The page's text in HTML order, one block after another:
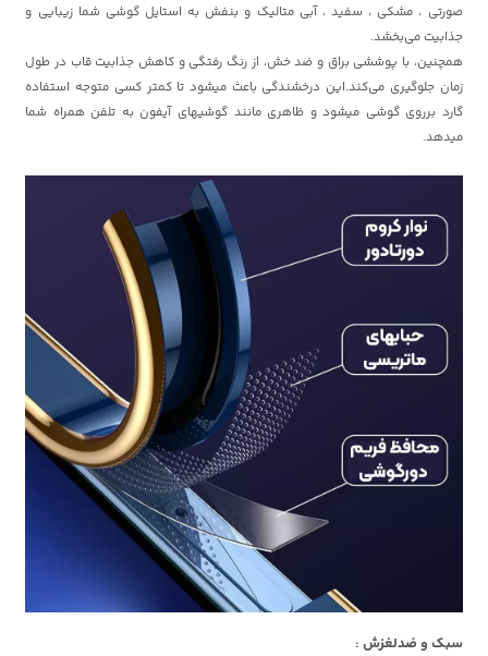
صورتی ، مشکی ، سفید ، آبی متالیک و بنفش به استایل گوشی شما زیبایی و
جذابیت می‌بخشد.
همچنین، با پوششی براق و ضد خش، از رنگ رفتگی و کاهش جذابیت قاب در طول
زمان جلوگیری می‌کند.این درخشندگی باعث میشود تا کمتر کسی متوجه استفاده
گارد برروی گوشی میشود و ظاهری مانند گوشیهای آیفون به تلفن همراه شما
میدهد.
سبک و ضدلغزش :